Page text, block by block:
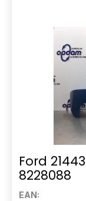
Ford
8228088
EAN: